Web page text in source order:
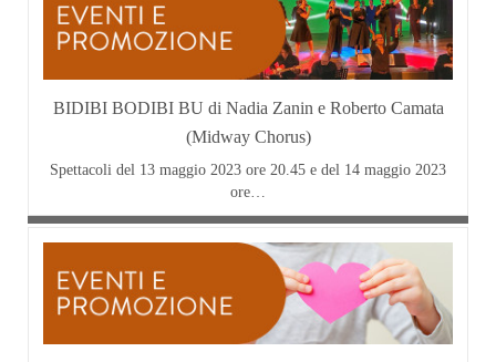
BIDIBI BODIBI BU di Nadia Zanin e Roberto Camata
(Midway Chorus)
Spettacoli del 13 maggio 2023 ore 20.45 e del 14 maggio 2023
ore…